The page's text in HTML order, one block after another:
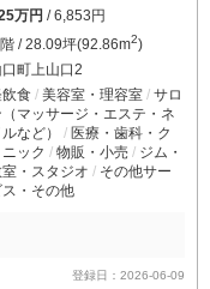
万円 / 6,853円
/ 28.09坪(92.86m2)
町上山口2
食 美容室・理容室
サロ
（マッサージ・エステ・ネ
など）
医療・歯科・ク
ニック
物販・小売
ジム・
・スタジオ
その他サー
ス・その他
登録日：2026-06-09